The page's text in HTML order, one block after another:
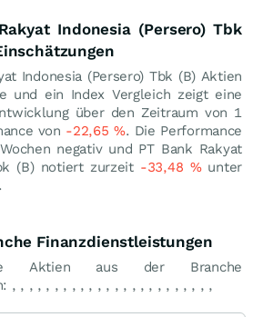
Indonesia (Persero) Tbk
Indonesia (Persero) Tbk (B) Aktien
und ein Index Vergleich zeigt eine
über den Zeitraum von 1
von -22,65 %. Die Performance
negativ und PT Bank Rakyat
(B) notiert zurzeit -33,48 %unter
Finanzdienstleistungen
Aktien aus der Branche
, , , , , , , , , , , , , , , , , , , , , , , ,